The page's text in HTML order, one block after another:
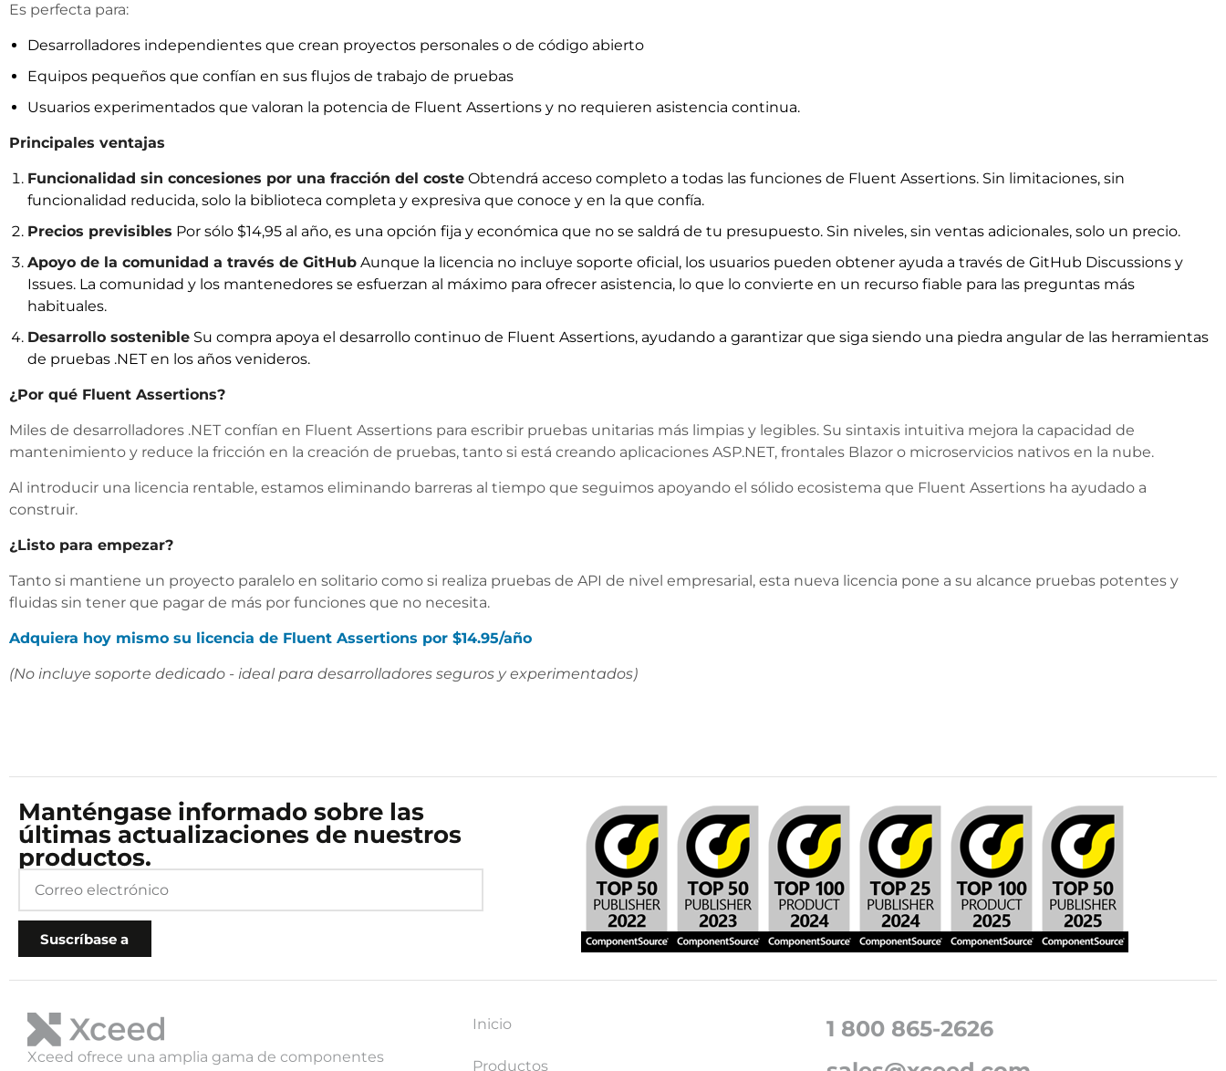
Es perfecta para:
Desarrolladores independientes que crean proyectos personales o de código abierto
Equipos pequeños que confían en sus flujos de trabajo de pruebas
Usuarios experimentados que valoran la potencia de Fluent Assertions y no requieren asistencia continua.
Principales ventajas
Funcionalidad sin concesiones por una fracción del coste Obtendrá acceso completo a todas las funciones de Fluent Assertions. Sin limitaciones, sin
funcionalidad reducida, solo la biblioteca completa y expresiva que conoce y en la que confía.
Precios previsibles Por sólo $14,95 al año, es una opción fija y económica que no se saldrá de tu presupuesto. Sin niveles, sin ventas adicionales, solo un precio.
Apoyo de la comunidad a través de GitHub Aunque la licencia no incluye soporte oficial, los usuarios pueden obtener ayuda a través de GitHub Discussions y
Issues. La comunidad y los mantenedores se esfuerzan al máximo para ofrecer asistencia, lo que lo convierte en un recurso fiable para las preguntas más
habituales.
Desarrollo sostenible Su compra apoya el desarrollo continuo de Fluent Assertions, ayudando a garantizar que siga siendo una piedra angular de las herramientas
de pruebas .NET en los años venideros.
¿Por qué Fluent Assertions?
Miles de desarrolladores .NET confían en Fluent Assertions para escribir pruebas unitarias más limpias y legibles. Su sintaxis intuitiva mejora la capacidad de
mantenimiento y reduce la fricción en la creación de pruebas, tanto si está creando aplicaciones ASP.NET, frontales Blazor o microservicios nativos en la nube.
Al introducir una licencia rentable, estamos eliminando barreras al tiempo que seguimos apoyando el sólido ecosistema que Fluent Assertions ha ayudado a
construir.
¿Listo para empezar?
Tanto si mantiene un proyecto paralelo en solitario como si realiza pruebas de API de nivel empresarial, esta nueva licencia pone a su alcance pruebas potentes y
fluidas sin tener que pagar de más por funciones que no necesita.
Adquiera hoy mismo su licencia de Fluent Assertions por $14.95/año
(No incluye soporte dedicado - ideal para desarrolladores seguros y experimentados)
Manténgase informado sobre las
últimas actualizaciones de nuestros
productos.
Suscríbase a
Xceed ofrece una amplia gama de componentes
Inicio
Productos
1 800 865-2626